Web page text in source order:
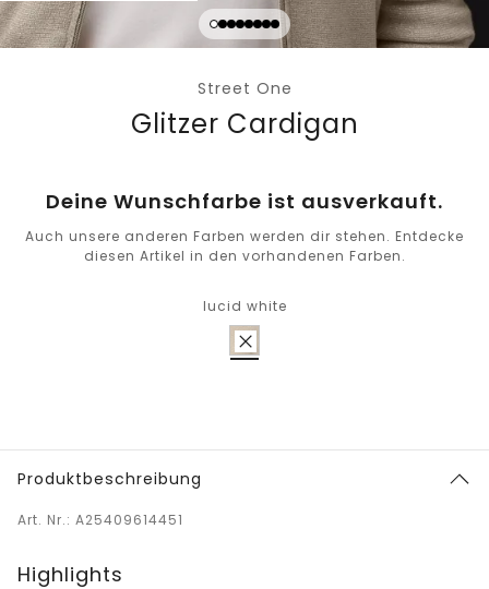
Street One
Glitzer Cardigan
Deine Wunschfarbe ist ausverkauft.
Auch unsere anderen Farben werden dir stehen. Entdecke
diesen Artikel in den vorhandenen Farben.
lucid white
Produktbeschreibung
Art. Nr.: A25409614451
Highlights